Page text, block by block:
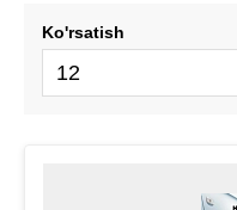
Ko'rsatish